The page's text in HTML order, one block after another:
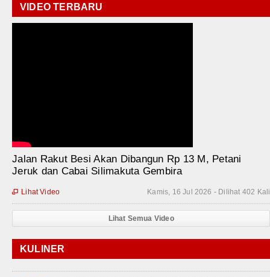
VIDEO TERBARU
Jalan Rakut Besi Akan Dibangun Rp 13 M, Petani
Jeruk dan Cabai Silimakuta Gembira
Kamis, 16 Jul 2026 - Dilihat 402 Kali
 Lihat Video
Lihat Semua Video
KULINER